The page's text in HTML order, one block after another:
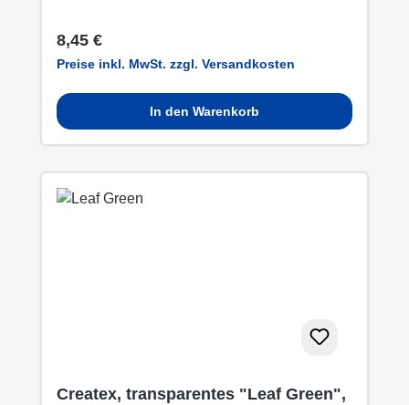
Regulärer Preis:
8,45 €
Preise inkl. MwSt. zzgl. Versandkosten
In den Warenkorb
Createx, transparentes "Leaf Green",